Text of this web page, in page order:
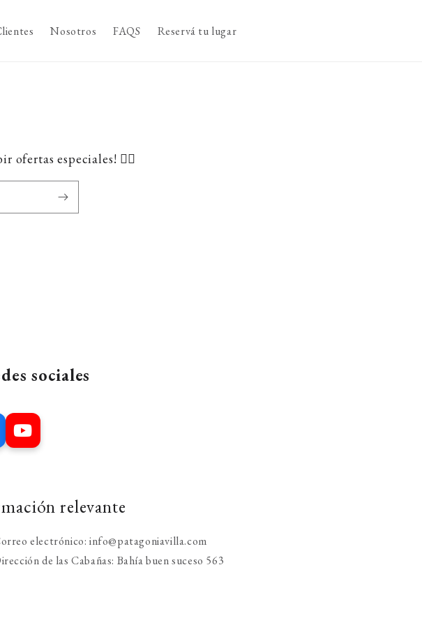
Nosotros FAQS Reservá tu lugar
especiales! 👇🏼
sociales
relevante
electrónico: info@patagoniavilla.com
de las Cabañas: Bahía buen suceso 563